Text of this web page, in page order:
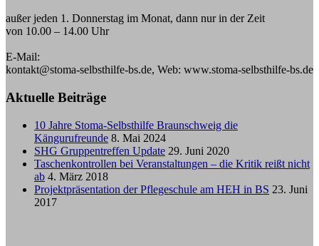
außer jeden 1. Donnerstag im Monat, dann nur in der Zeit
von 10.00 – 14.00 Uhr
E-Mail:
kontakt@stoma-selbsthilfe-bs.de, Web: www.stoma-selbsthilfe-bs.de
Aktuelle Beiträge
10 Jahre Stoma-Selbsthilfe Braunschweig die
Kängurufreunde 8. Mai 2024
SHG Gruppentreffen Update 29. Juni 2020
Taschenkontrollen bei Veranstaltungen – die Kritik reißt nicht
ab 4. März 2018
Projektpräsentation der Pflegeschule am HEH in BS 23. Juni
2017